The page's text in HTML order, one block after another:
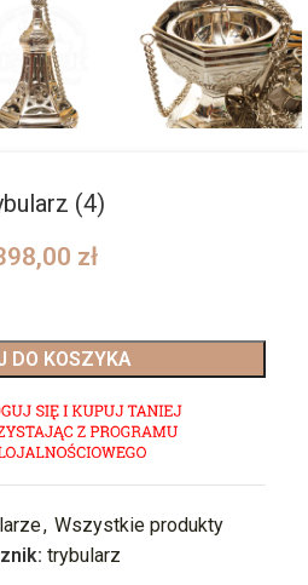
(4)
zł
DO KOSZYKA
, Wszystkie produkty
trybularz